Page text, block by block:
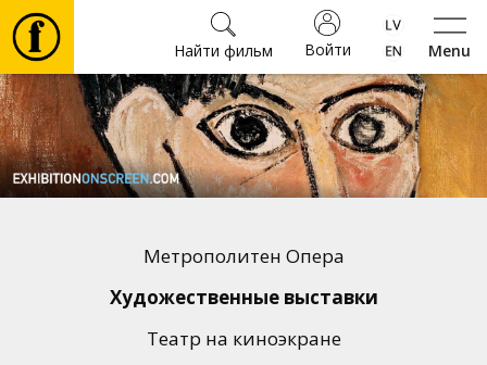
Menu
Войти
Найти фильм
Фильмы
Билеты
Мероприятия
Метрополитен Опера
Художественные выставки
Театр на киноэкране